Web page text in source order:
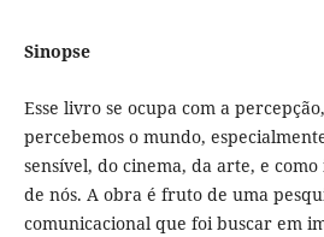
Sinopse
Esse livro se ocupa com a
percebemos o mundo,
sensível, do cinema, da arte, e
de nós. A obra é fruto de uma
comunicacional que foi buscar em